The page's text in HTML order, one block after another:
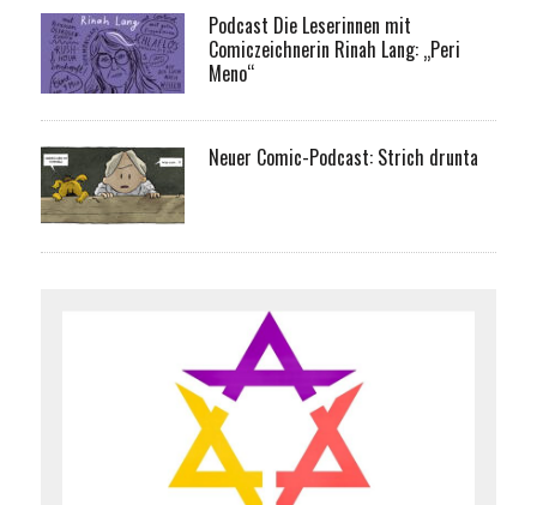
Podcast Die Leserinnen mit
Comiczeichnerin Rinah Lang: „Peri
Meno“
Neuer Comic-Podcast: Strich drunta